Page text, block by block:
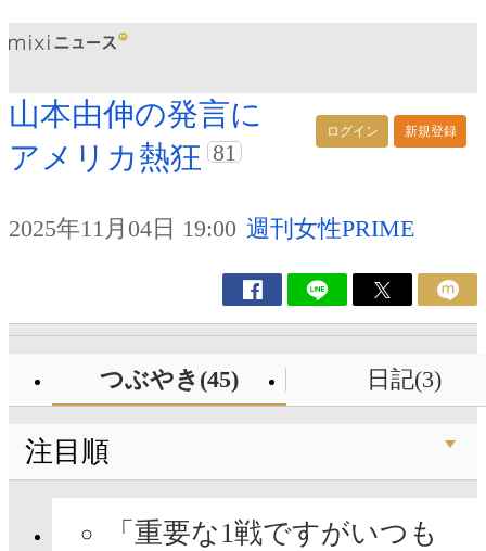
ログイン 新規登録
山本由伸の発言に
アメリカ熱狂 81
2025年11月04日 19:00 週刊女性PRIME
つぶやき(45) 日記(3)
注目順
「重要な1戦ですがいつも